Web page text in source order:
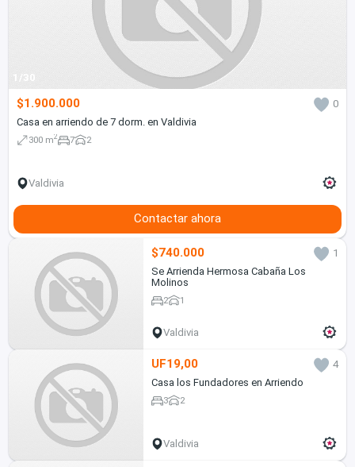
1/30
$1.900.000
0
Casa en arriendo de 7 dorm. en Valdivia
300 m2 7 2
Valdivia
Contactar ahora
$740.000
1
Se Arrienda Hermosa Cabaña Los
Molinos
2 1
Valdivia
UF19,00
4
Casa los Fundadores en Arriendo
3 2
Valdivia